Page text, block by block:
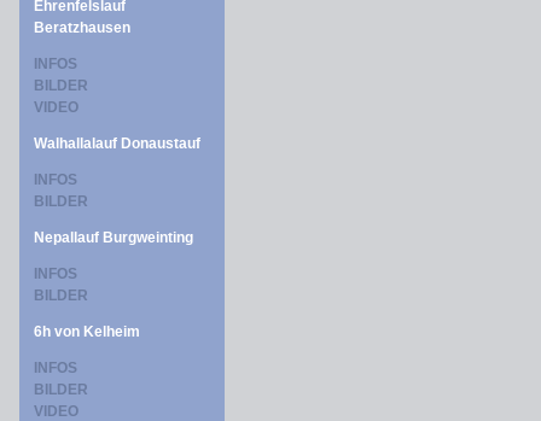
Ehrenfelslauf
Beratzhausen
INFOS
BILDER
VIDEO
Walhallalauf Donaustauf
INFOS
BILDER
Nepallauf Burgweinting
INFOS
BILDER
6h von Kelheim
INFOS
BILDER
VIDEO